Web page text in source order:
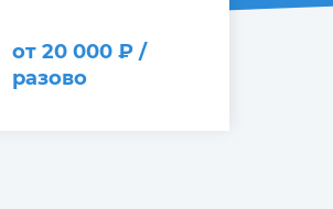
от 20 000 ₽ /
разово